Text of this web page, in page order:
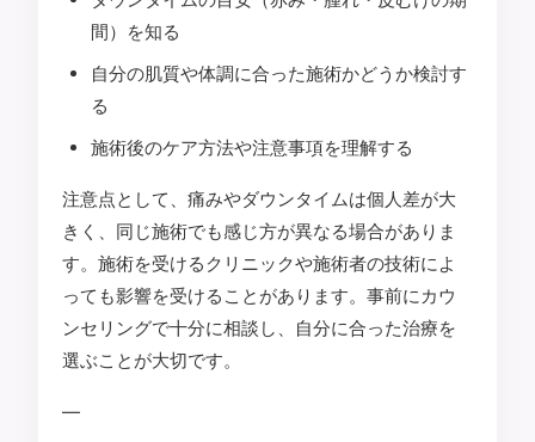
間）を知る
自分の肌質や体調に合った施術かどうか検討す
る
施術後のケア方法や注意事項を理解する
注意点として、痛みやダウンタイムは個人差が大
きく、同じ施術でも感じ方が異なる場合がありま
す。施術を受けるクリニックや施術者の技術によ
っても影響を受けることがあります。事前にカウ
ンセリングで十分に相談し、自分に合った治療を
選ぶことが大切です。
—